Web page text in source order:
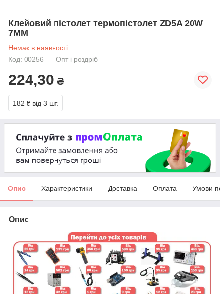
Клейовий пістолет термопістолет ZD5A 20W
7MM
Немає в наявності
Код: 00256
Опт і роздріб
224,30 ₴
182 ₴ від 3 шт.
Опис Характеристики Доставка Оплата Умови
Опис